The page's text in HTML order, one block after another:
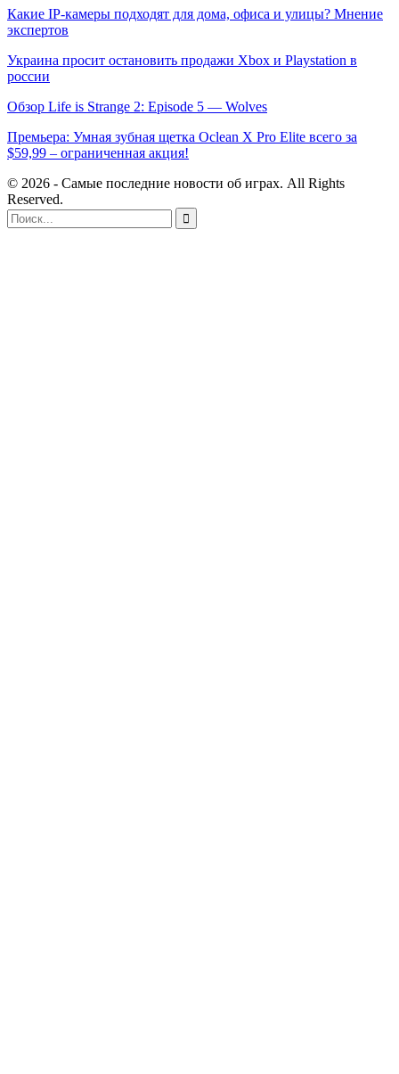
Какие IP-камеры подходят для дома, офиса и улицы? Мнение
экспертов
Украина просит остановить продажи Xbox и Playstation в
россии
Обзор Life is Strange 2: Episode 5 — Wolves
Премьера: Умная зубная щетка Oclean X Pro Elite всего за
$59,99 – ограниченная акция!
© 2026 - Самые последние новости об играх. All Rights
Reserved.